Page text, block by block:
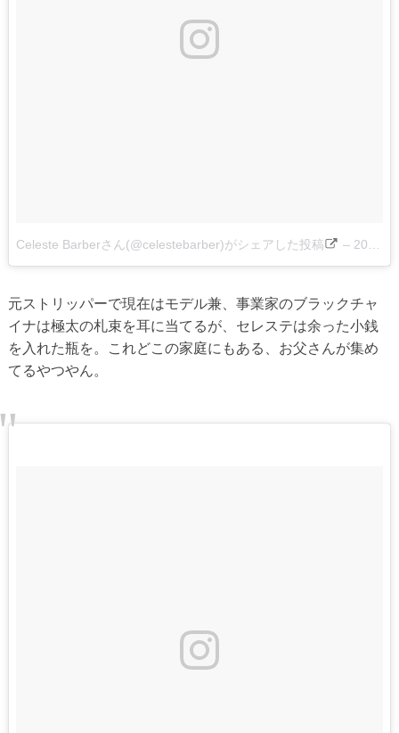
Celeste Barberさん(@celestebarber)がシェアした投稿 – 2016 9月 15 10:33午前 PDT
元ストリッパーで現在はモデル兼、事業家のブラックチャ
イナは極太の札束を耳に当てるが、セレステは余った小銭
を入れた瓶を。これどこの家庭にもある、お父さんが集め
てるやつやん。